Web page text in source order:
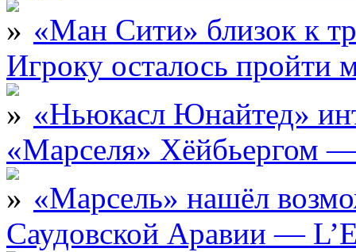
«Ман Сити» близок к
Игроку осталось
«Ньюкасл Юнайтед»
«Марселя» Хёйбьергом
«Марсель» нашёл
Саудовской Аравии —